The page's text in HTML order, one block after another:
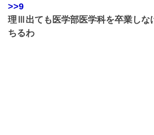
>>9
理Ⅲ出ても医学部医学科を卒業しな
ちるわ